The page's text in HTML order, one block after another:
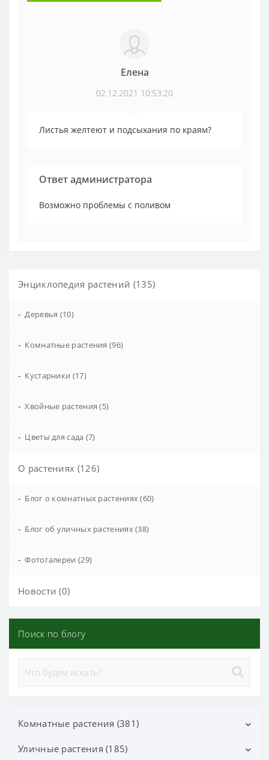
Елена
02.12.2021 10:53:20
Листья желтеют и подсыхания по краям?
Ответ администратора
Возможно проблемы с поливом
Энциклопедия растений (135)
- Деревья (10)
- Комнатные растения (96)
- Кустарники (17)
- Хвойные растения (5)
- Цветы для сада (7)
О растениях (126)
- Блог о комнатных растениях (60)
- Блог об уличных растениях (38)
- Фотогалереи (29)
Новости (0)
Поиск по блогу
Комнатные растения (381)
Декоративно-лиственные (113)
Уличные растения (185)